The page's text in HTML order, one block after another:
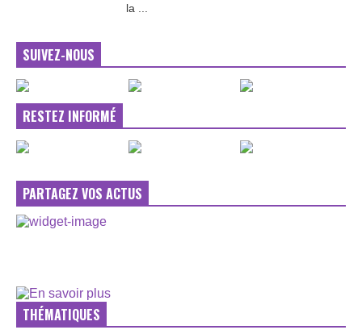
la ...
SUIVEZ-NOUS
RESTEZ INFORMÉ
PARTAGEZ VOS ACTUS
THÉMATIQUES